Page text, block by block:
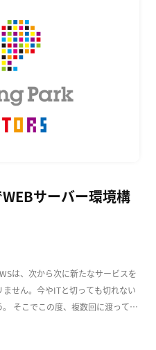
サーバー環境構
は、次から次に新たなサービスを
せん。今やITと切っても切れない
そこでこの度、複数回に渡って